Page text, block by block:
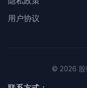
用户协议
© 2026 股